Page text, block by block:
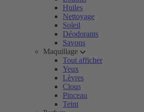
Huiles
Nettoyage
Soleil
Déodorants
Savons
Maquillage
Tout afficher
Yeux
Lèvres
Clous
Pinceau
Teint